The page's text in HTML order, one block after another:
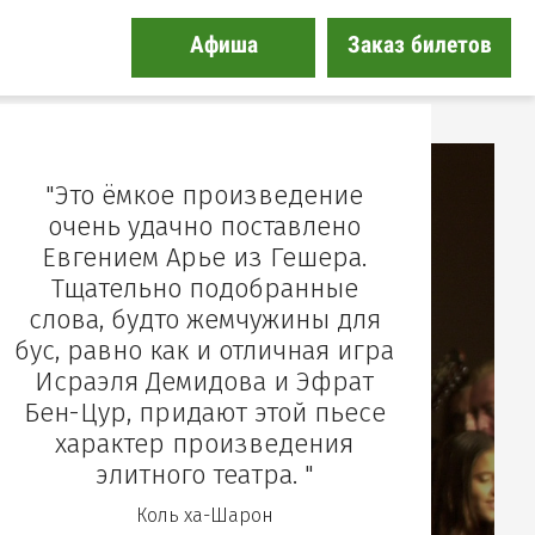
Афиша Заказ билетов
"Это ёмкое произведение
очень удачно поставлено
Евгением Арье из Гешера.
Тщательно подобранные
слова, будто жемчужины для
бус, равно как и отличная игра
Исраэля Демидова и Эфрат
Бен-Цур, придают этой пьесе
характер произведения
элитного театра. "
Коль ха-Шарон